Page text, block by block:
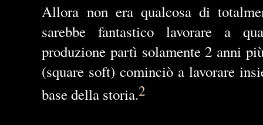
Allora non era qualcosa di
sarebbe fantastico lavorare a
produzione partì solamente 2 anni
(square soft) cominciò a lavorare
base della storia.2